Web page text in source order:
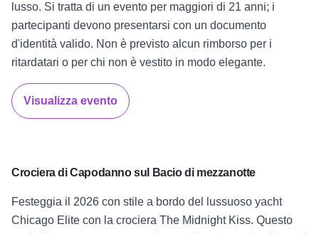
lusso. Si tratta di un evento per maggiori di 21 anni; i
partecipanti devono presentarsi con un documento
d'identità valido. Non è previsto alcun rimborso per i
ritardatari o per chi non è vestito in modo elegante.
Visualizza evento
Crociera di Capodanno sul Bacio di mezzanotte
Festeggia il 2026 con stile a bordo del lussuoso yacht
Chicago Elite con la crociera The Midnight Kiss. Questo